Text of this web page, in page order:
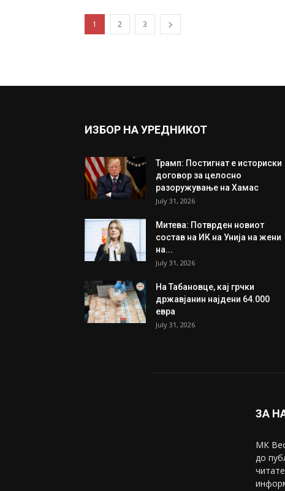
1 2 3
ИЗБОР НА УРЕДНИКОТ
Трамп: Постигнат е историски
договор за целосно
разоружување на Хамас
July 31, 2026
Митева: Потврден новиот
состав на ИК на Унија на жени
на...
July 31, 2026
На Табановце, кај грчки
државјанин најдени 64.000
евра
July 31, 2026
ЗА
МК
до